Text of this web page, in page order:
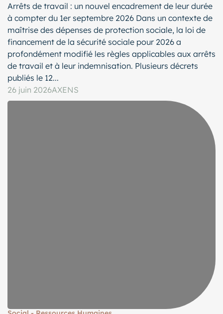
Arrêts de travail : un nouvel encadrement de leur durée
à compter du 1er septembre 2026 Dans un contexte de
maîtrise des dépenses de protection sociale, la loi de
financement de la sécurité sociale pour 2026 a
profondément modifié les règles applicables aux arrêts
de travail et à leur indemnisation. Plusieurs décrets
publiés le 12...
26 juin 2026AXENS